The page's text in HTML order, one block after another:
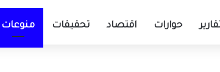
حوارات اقتصاد تحقيقات منوعات